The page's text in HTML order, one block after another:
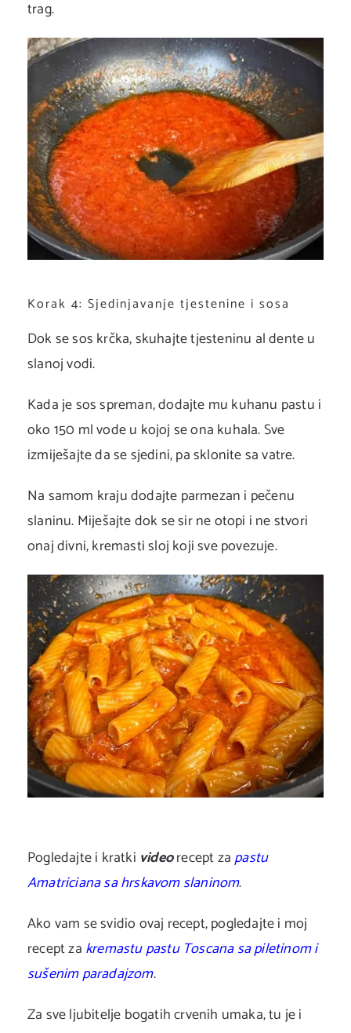
trag.
Korak 4: Sjedinjavanje tjestenine i sosa
Dok se sos krčka, skuhajte tjesteninu al dente u
slanoj vodi.
Kada je sos spreman, dodajte mu kuhanu pastu i
oko 150 ml vode u kojoj se ona kuhala. Sve
izmiješajte da se sjedini, pa sklonite sa vatre.
Na samom kraju dodajte parmezan i pečenu
slaninu. Miješajte dok se sir ne otopi i ne stvori
onaj divni, kremasti sloj koji sve povezuje.
Pogledajte i kratki videorecept zapastu
Amatriciana sa hrskavom slaninom.
Ako vam se svidio ovaj recept, pogledajte i moj
recept za kremastu pastu Toscana sa piletinom i
sušenim paradajzom.
Za sve ljubitelje bogatih crvenih umaka, tu je i